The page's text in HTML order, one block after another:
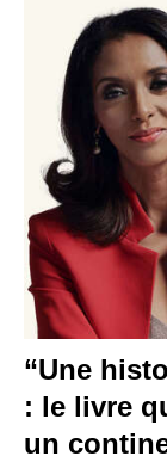
“Une
: le livre
un